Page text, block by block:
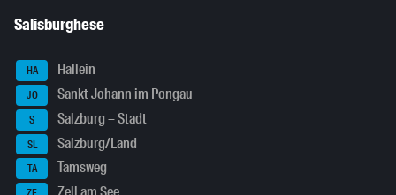
Salisburghese
HA Hallein
JO Sankt Johann im Pongau
S Salzburg – Stadt
SL Salzburg/Land
TA Tamsweg